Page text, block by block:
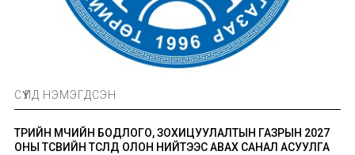
СҮҮЛД НЭМЭГДСЭН
ТӨРИЙН ӨМЧИЙН БОДЛОГО, ЗОХИЦУУЛАЛТЫН ГАЗРЫН 2027
ОНЫ ТӨСВИЙН ТӨСӨЛД ОЛОН НИЙТЭЭС АВАХ САНАЛ АСУУЛГА